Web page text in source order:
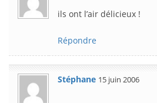
ils ont l’air délicieux !
Répondre
Stéphane 15 juin 2006